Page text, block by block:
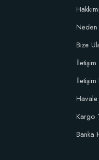
Yüzdesini Arttıran Organik Dikim
Neden
Bize
İletişim
İletişim
Kargo
Banka